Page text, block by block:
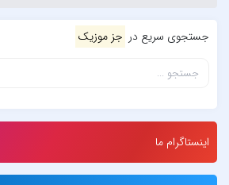
جستجوی سریع در جز موزیک
اینستاگرام ما